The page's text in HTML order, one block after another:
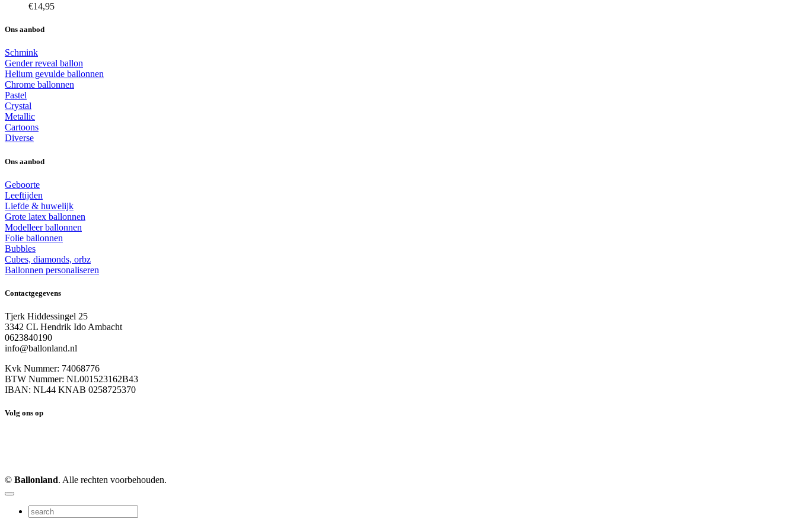
€14,95
Ons aanbod
Schmink
Gender reveal ballon
Helium gevulde ballonnen
Chrome ballonnen
Pastel
Crystal
Metallic
Cartoons
Diverse
Ons aanbod
Geboorte
Leeftijden
Liefde & huwelijk
Grote latex ballonnen
Modelleer ballonnen
Folie ballonnen
Bubbles
Cubes, diamonds, orbz
Ballonnen personaliseren
Contactgegevens
Tjerk Hiddessingel 25
3342 CL Hendrik Ido Ambacht
0623840190
info@ballonland.nl
Kvk Nummer: 74068776
BTW Nummer: NL001523162B43
IBAN: NL44 KNAB 0258725370
Volg ons op
© Ballonland. Alle rechten voorbehouden.